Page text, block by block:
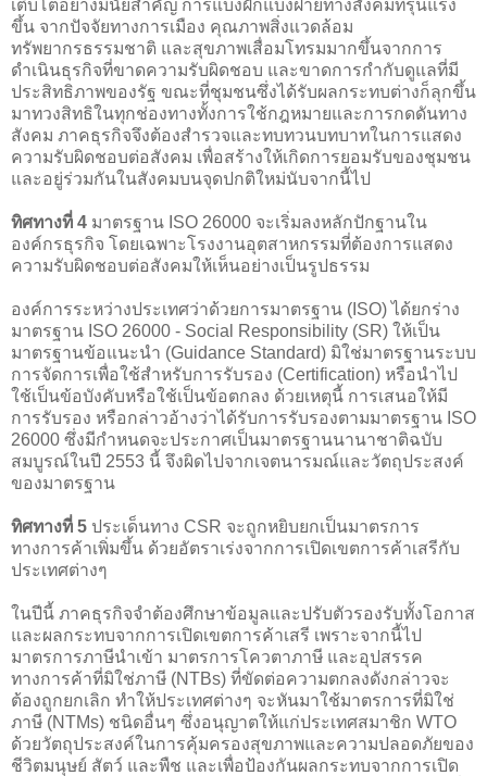
เติบโตอย่างมีนัยสำคัญ การแบ่งฝักแบ่งฝ่ายทางสังคมที่รุนแรง
ขึ้น จากปัจจัยทางการเมือง คุณภาพสิ่งแวดล้อม
ทรัพยากรธรรมชาติ และสุขภาพเสื่อมโทรมมากขึ้นจากการ
ดำเนินธุรกิจที่ขาดความรับผิดชอบ และขาดการกำกับดูแลที่มี
ประสิทธิภาพของรัฐ ขณะที่ชุมชนซึ่งได้รับผลกระทบต่างก็ลุกขึ้น
มาทวงสิทธิในทุกช่องทางทั้งการใช้กฎหมายและการกดดันทาง
สังคม ภาคธุรกิจจึงต้องสำรวจและทบทวนบทบาทในการแสดง
ความรับผิดชอบต่อสังคม เพื่อสร้างให้เกิดการยอมรับของชุมชน
และอยู่ร่วมกันในสังคมบนจุดปกติใหม่นับจากนี้ไป
ทิศทางที่ 4 มาตรฐาน ISO 26000 จะเริ่มลงหลักปักฐานใน
องค์กรธุรกิจ โดยเฉพาะโรงงานอุตสาหกรรมที่ต้องการแสดง
ความรับผิดชอบต่อสังคมให้เห็นอย่างเป็นรูปธรรม
องค์การระหว่างประเทศว่าด้วยการมาตรฐาน (ISO) ได้ยกร่าง
มาตรฐาน ISO 26000 - Social Responsibility (SR) ให้เป็น
มาตรฐานข้อแนะนำ (Guidance Standard) มิใช่มาตรฐานระบบ
การจัดการเพื่อใช้สำหรับการรับรอง (Certification) หรือนำไป
ใช้เป็นข้อบังคับหรือใช้เป็นข้อตกลง ด้วยเหตุนี้ การเสนอให้มี
การรับรอง หรือกล่าวอ้างว่าได้รับการรับรองตามมาตรฐาน ISO
26000 ซึ่งมีกำหนดจะประกาศเป็นมาตรฐานนานาชาติฉบับ
สมบูรณ์ในปี 2553 นี้ จึงผิดไปจากเจตนารมณ์และวัตถุประสงค์
ของมาตรฐาน
ทิศทางที่ 5 ประเด็นทาง CSR จะถูกหยิบยกเป็นมาตรการ
ทางการค้าเพิ่มขึ้น ด้วยอัตราเร่งจากการเปิดเขตการค้าเสรีกับ
ประเทศต่างๆ
ในปีนี้ ภาคธุรกิจจำต้องศึกษาข้อมูลและปรับตัวรองรับทั้งโอกาส
และผลกระทบจากการเปิดเขตการค้าเสรี เพราะจากนี้ไป
มาตรการภาษีนำเข้า มาตรการโควตาภาษี และอุปสรรค
ทางการค้าที่มิใช่ภาษี (NTBs) ที่ขัดต่อความตกลงดังกล่าวจะ
ต้องถูกยกเลิก ทำให้ประเทศต่างๆ จะหันมาใช้มาตรการที่มิใช่
ภาษี (NTMs) ชนิดอื่นๆ ซึ่งอนุญาตให้แก่ประเทศสมาชิก WTO
ด้วยวัตถุประสงค์ในการคุ้มครองสุขภาพและความปลอดภัยของ
ชีวิตมนุษย์ สัตว์ และพืช และเพื่อป้องกันผลกระทบจากการเปิด